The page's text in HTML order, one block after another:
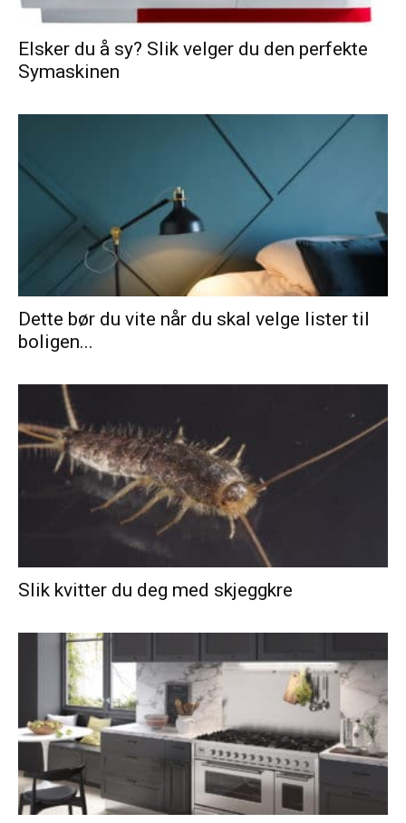
Elsker du å sy? Slik velger du den perfekte
Symaskinen
Dette bør du vite når du skal velge lister til
boligen...
Slik kvitter du deg med skjeggkre